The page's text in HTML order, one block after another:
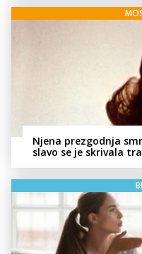
Njena prezgodnja
slavo se je skrivala